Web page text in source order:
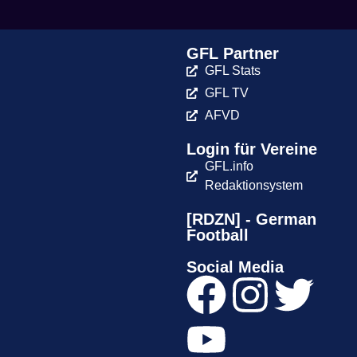
GFL Partner
GFL Stats
GFL TV
AFVD
Login für Vereine
GFL.info
Redaktionsystem
[RDZN] - German
Football
Social Media